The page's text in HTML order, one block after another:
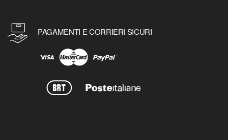
PAGAMENTI E CORRIERI SICURI